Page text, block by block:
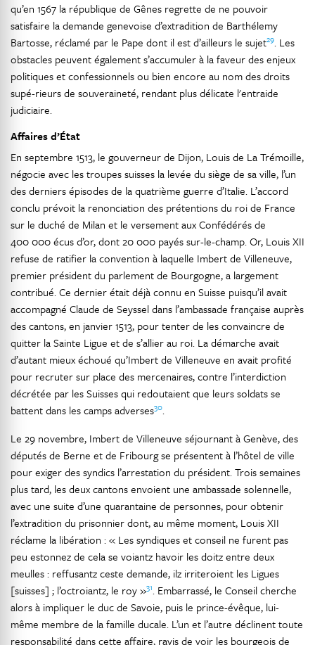
qu’en 1567 la république de Gênes regrette de ne pouvoir
satisfaire la demande genevoise d’extradition de Barthélemy
Bartosse, réclamé par le Pape dont il est d’ailleurs le sujet29. Les
obstacles peuvent également s’accumuler à la faveur des enjeux
politiques et confessionnels ou bien encore au nom des droits
supé-rieurs de souveraineté, rendant plus délicate l'entraide
judiciaire.
Affaires d’État
En septembre 1513, le gouverneur de Dijon, Louis de La Trémoille,
négocie avec les troupes suisses la levée du siège de sa ville, l’un
des derniers épisodes de la quatrième guerre d’Italie. L’accord
conclu prévoit la renonciation des prétentions du roi de France
sur le duché de Milan et le versement aux Confédérés de
400 000 écus d’or, dont 20 000 payés sur-le-champ. Or, Louis XII
refuse de ratifier la convention à laquelle Imbert de Villeneuve,
premier président du parlement de Bourgogne, a largement
contribué. Ce dernier était déjà connu en Suisse puisqu’il avait
accompagné Claude de Seyssel dans l’ambassade française auprès
des cantons, en janvier 1513, pour tenter de les convaincre de
quitter la Sainte Ligue et de s’allier au roi. La démarche avait
d’autant mieux échoué qu’Imbert de Villeneuve en avait profité
pour recruter sur place des mercenaires, contre l’interdiction
décrétée par les Suisses qui redoutaient que leurs soldats se
battent dans les camps adverses30.
Le 29 novembre, Imbert de Villeneuve séjournant à Genève, des
députés de Berne et de Fribourg se présentent à l’hôtel de ville
pour exiger des syndics l’arrestation du président. Trois semaines
plus tard, les deux cantons envoient une ambassade solennelle,
avec une suite d’une quarantaine de personnes, pour obtenir
l’extradition du prisonnier dont, au même moment, Louis XII
réclame la libération : « Les syndiques et conseil ne furent pas
peu estonnez de cela se voiantz havoir les doitz entre deux
meulles : reffusantz ceste demande, ilz irriteroient les Ligues
[suisses] ; l’octroiantz, le roy »31. Embarrassé, le Conseil cherche
alors à impliquer le duc de Savoie, puis le prince-évêque, lui-
même membre de la famille ducale. L’un et l’autre déclinent toute
responsabilité dans cette affaire, ravis de voir les bourgeois de